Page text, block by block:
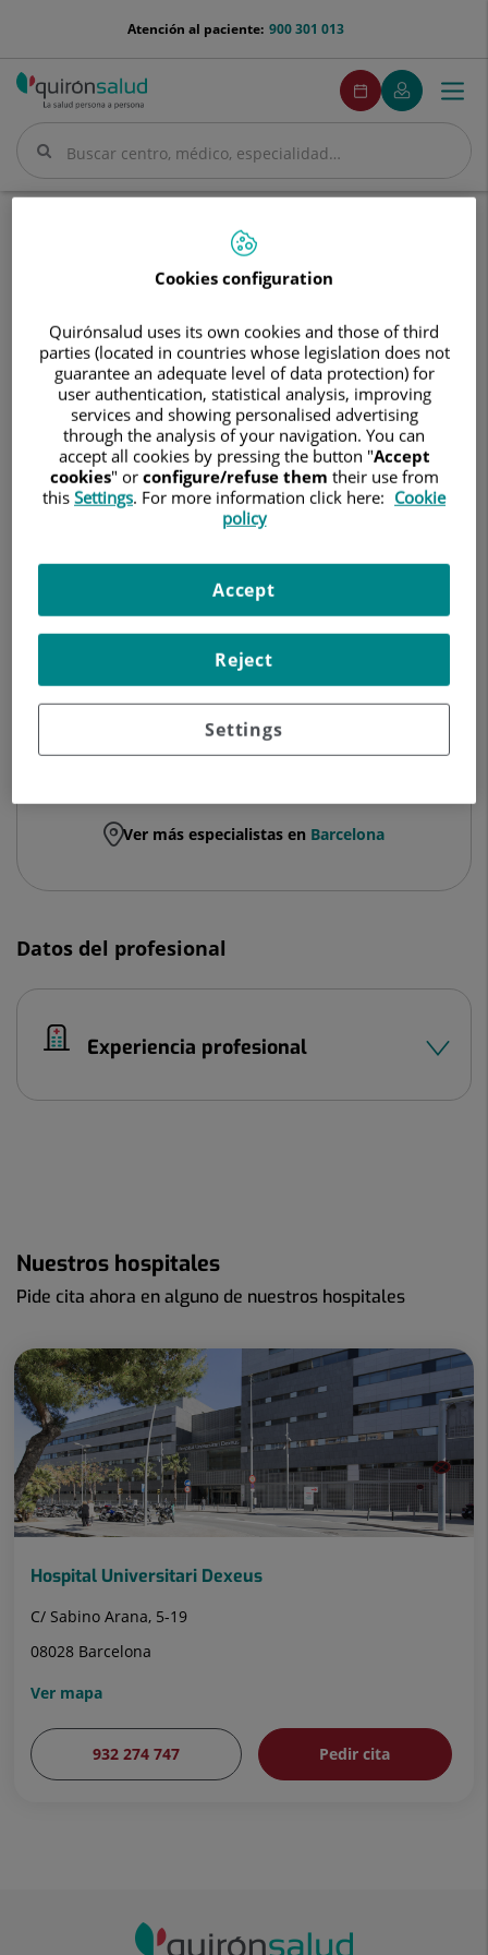
menu-
900 301 013
Atención al paciente:
Buscar
Buscar
menuPedirCita
Pedir
cita
Mi
Quirónsalud
Menú
Francisco Javier Nebreda Durán
Francisco
Javier
Nebreda
Francisco JavierNebreda Durán
JEFE/A DE SERVICIO
APARATO DIGESTIVO
Hospital Universitari Dexeus
C/ Sabino Arana, 5-19
08028 Barcelona
932 274 747
Ver más especialistas en Barcelona
Datos del profesional
Experiencia profesional
Nuestros hospitales
Pide cita ahora en alguno de nuestros hospitales
Hospital Universitari Dexeus
C/ Sabino Arana, 5-19
08028 Barcelona
Ver mapa
932 274 747 Pedir cita
Cookies configuration
Quirónsalud uses its own cookies and those of third
parties (located in countries whose legislation does not
guarantee an adequate level of data protection) for
user authentication, statistical analysis, improving
services and showing personalised advertising
through the analysis of your navigation. You can
accept all cookies by pressing the button "Accept
cookies" or configure/refuse them their use from
this Settings. For more information click here: Cookie
policy
Settings
Reject
Accept